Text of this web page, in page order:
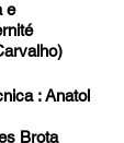
e
: Anatol
Brota